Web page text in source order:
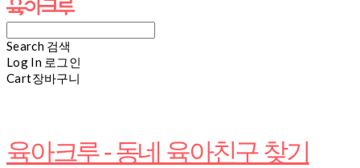
Search 검색
Log In 로그인
Cart장바구니
육아크루 - 동네 육아친구 찾기